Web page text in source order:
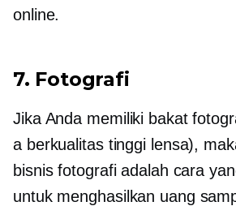
online.
7. Fotografi
Jika Anda memiliki bakat
a berkualitas tinggi lensa),
bisnis fotografi adalah cara
untuk menghasilkan uang